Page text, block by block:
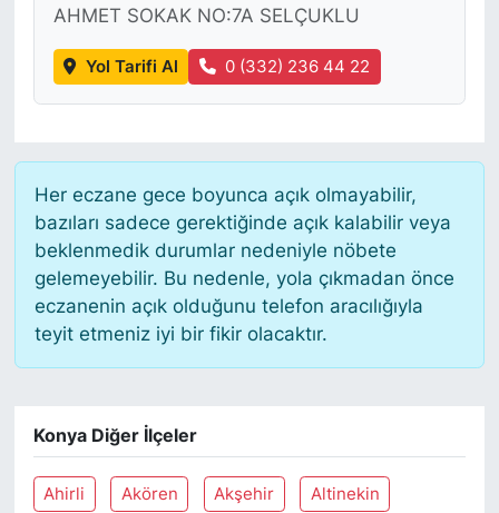
AHMET SOKAK NO:7A SELÇUKLU
Yol Tarifi Al 0 (332) 236 44 22
Her eczane gece boyunca açık olmayabilir,
bazıları sadece gerektiğinde açık kalabilir veya
beklenmedik durumlar nedeniyle nöbete
gelemeyebilir. Bu nedenle, yola çıkmadan önce
eczanenin açık olduğunu telefon aracılığıyla
teyit etmeniz iyi bir fikir olacaktır.
Konya Diğer İlçeler
Ahirli Akören Akşehir Altinekin